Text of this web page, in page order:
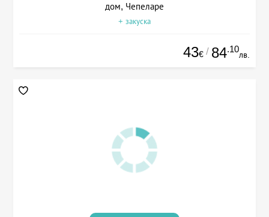
дом, Чепеларе
+ закуска
43€ / 84.10
лв.